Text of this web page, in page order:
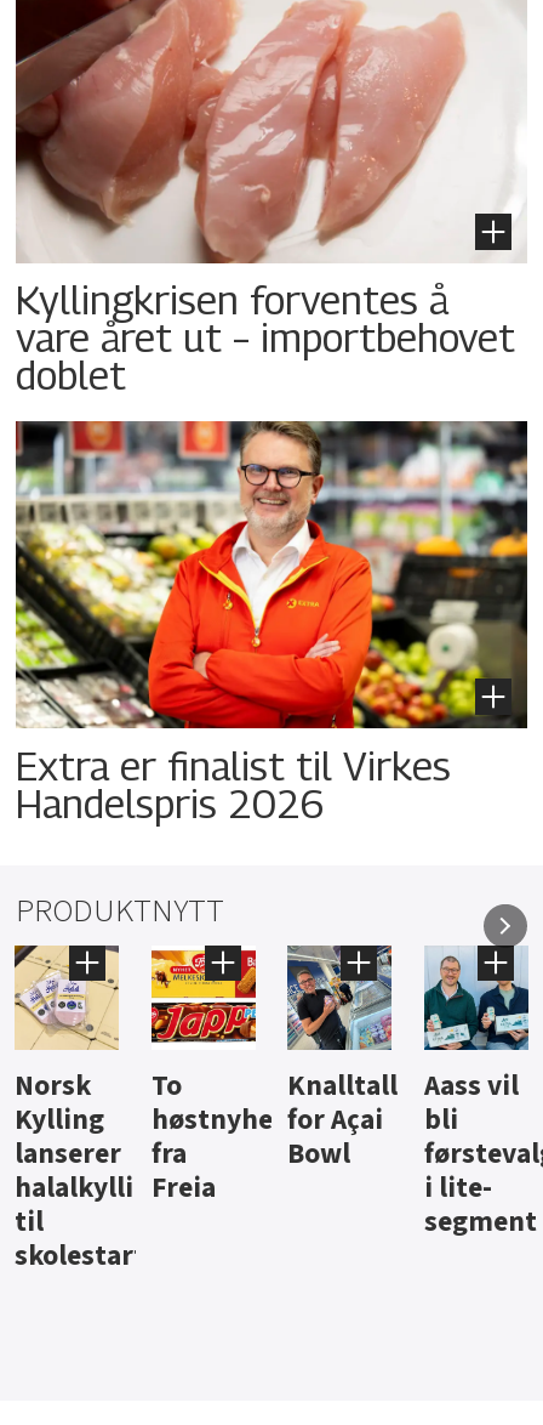
Kyllingkrisen forventes å
vare året ut – importbehovet
doblet
Extra er finalist til Virkes
Handelspris 2026
PRODUKTNYTT
Knalltall
for Açai
Bowl
Aass vil
bli
førstevalg
i lite-
Brus og
jus fra
Berentsen
Hard
iste fra
Hansa